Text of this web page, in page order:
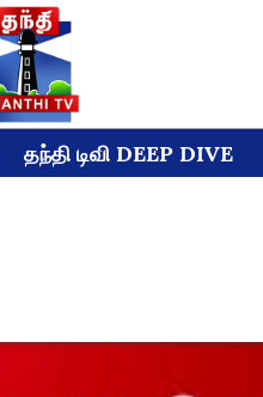
தந்தி டிவி DEEP DIVE